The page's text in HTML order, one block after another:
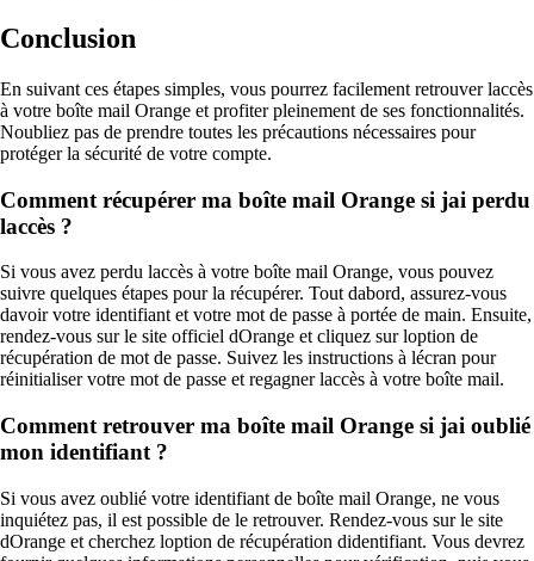
Conclusion
En suivant ces étapes simples, vous pourrez facilement retrouver laccès
à votre boîte mail Orange et profiter pleinement de ses fonctionnalités.
Noubliez pas de prendre toutes les précautions nécessaires pour
protéger la sécurité de votre compte.
Comment récupérer ma boîte mail Orange si jai perdu
laccès ?
Si vous avez perdu laccès à votre boîte mail Orange, vous pouvez
suivre quelques étapes pour la récupérer. Tout dabord, assurez-vous
davoir votre identifiant et votre mot de passe à portée de main. Ensuite,
rendez-vous sur le site officiel dOrange et cliquez sur loption de
récupération de mot de passe. Suivez les instructions à lécran pour
réinitialiser votre mot de passe et regagner laccès à votre boîte mail.
Comment retrouver ma boîte mail Orange si jai oublié
mon identifiant ?
Si vous avez oublié votre identifiant de boîte mail Orange, ne vous
inquiétez pas, il est possible de le retrouver. Rendez-vous sur le site
dOrange et cherchez loption de récupération didentifiant. Vous devrez